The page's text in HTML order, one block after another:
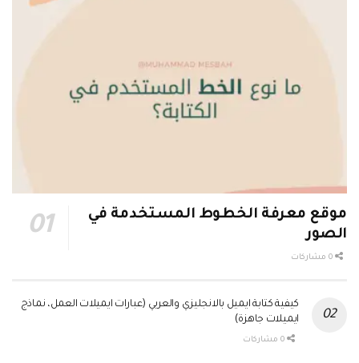
موقع معرفة الخطوط المستخدمة في
الصور
كيفية كتابة ايميل بالانجليزي والعربي (عبارات ايميلات العمل، نماذج
ايميلات جاهزة)